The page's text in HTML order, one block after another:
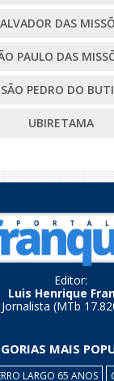
DAS
PAULO DAS
SÃO PEDRO DO
UBIRETAMA
Editor:
Luis Henrique
Jornalista (MTb
MAIS
LARGO 65 ANOS